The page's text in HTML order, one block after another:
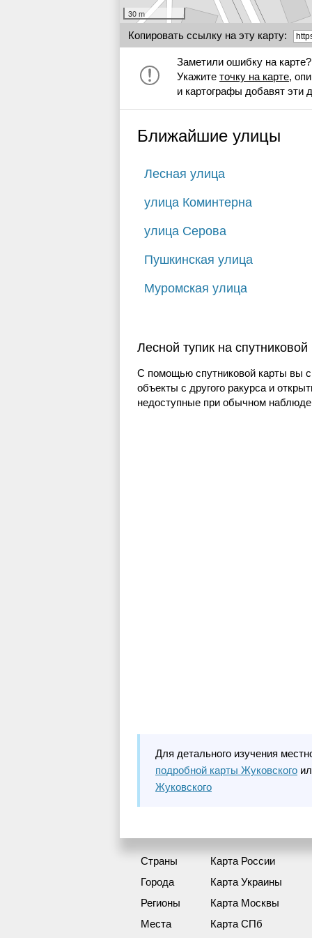
30 m
Копировать ссылку на эту карту:
Заметили ошибку на карте?
Укажите точку на карте,
и картографы добавят эти
Ближайшие улицы
Лесная улица
улица Коминтерна
улица Серова
Пушкинская улица
Муромская улица
Лесной тупик на
С помощью спутниковой карты вы
объекты с другого ракурса и
недоступные при обычном
Для детального изучения
подробной карты Жуковского
Жуковского
Страны
Города
Регионы
Места
Карта России
Карта Украины
Карта Москвы
Карта СПб